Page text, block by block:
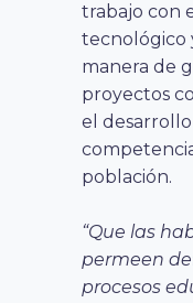
trabajo con
tecnológico
manera de
proyectos
el
población.
“Que las
permeen
procesos